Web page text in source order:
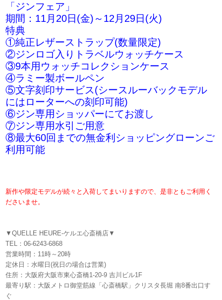
「ジンフェア」
期間：11月20日(金)～12月29日(火)
特典
①純正レザーストラップ(数量限定)
②ジンロゴ入りトラベルウォッチケース
③9本用ウォッチコレクションケース
④ラミー製ボールペン
⑤文字刻印サービス(シースルーバックモデル
にはローターへの刻印可能)
⑥ジン専用ショッパーにてお渡し
⑦ジン専用水引ご用意
⑧最大60回までの無金利ショッピングローンご
利用可能
新作や限定モデルが続々と入荷してまいりますので、是非ともご利用く
ださいませ。
▼QUELLE HEURE-ケルエ心斎橋店▼
TEL：06-6243-6868
営業時間：11時～20時
定休日：水曜日(祝日の場合は営業)
住所：大阪府大阪市東心斎橋1-20-9 吉川ビル1F
最寄り駅：大阪メトロ御堂筋線「心斎橋駅」クリスタ長堀 南8番出口す
ぐ